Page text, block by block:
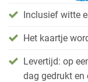
Inclusief witte
Het kaartje
Levertijd: op
dag gedrukt en